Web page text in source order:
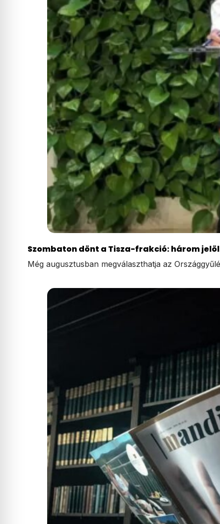
Szombaton dönt a Tisza-frakció: három
Még augusztusban megválaszthatja az